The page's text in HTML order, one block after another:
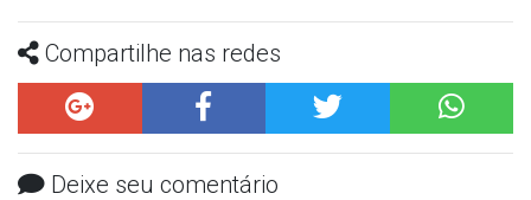
Compartilhe nas redes
Deixe seu comentário